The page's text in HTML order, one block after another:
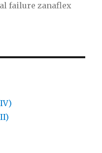
failure zanaflex